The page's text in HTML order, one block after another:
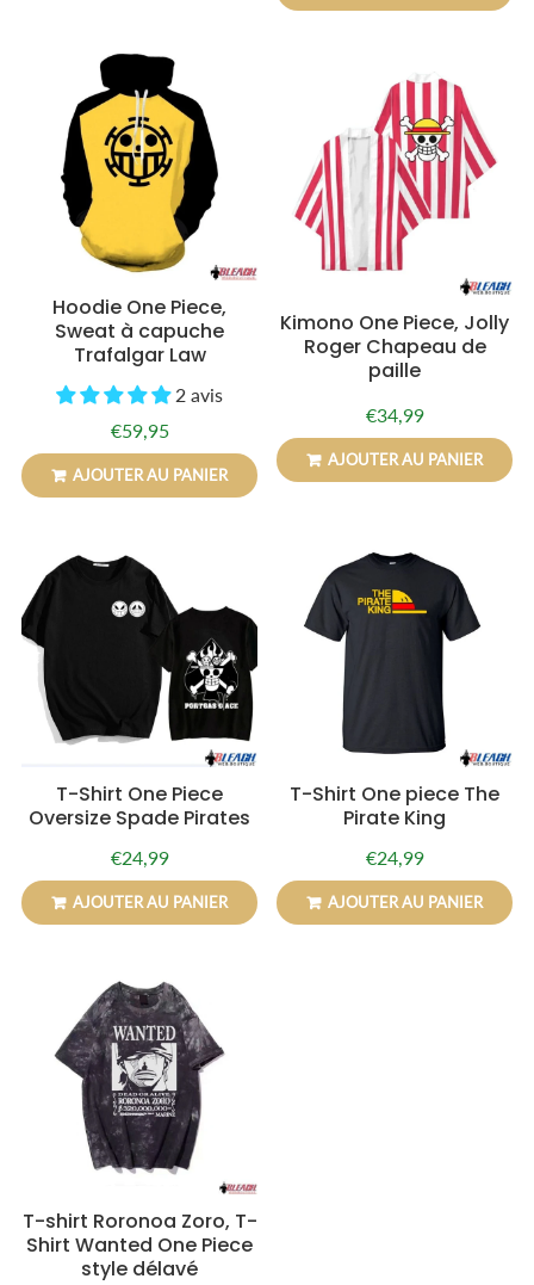
Hoodie One Piece,
Sweat à capuche
Trafalgar Law
2 avis
Prix
régulier
€59,95€59,95
AJOUTER AU PANIER
Kimono One Piece, Jolly
Roger Chapeau de
paille
Prix
régulier
€34,99€34,99
AJOUTER AU PANIER
T-Shirt One Piece
Oversize Spade Pirates
Prix
régulier
€24,99€24,99
AJOUTER AU PANIER
T-Shirt One piece The
Pirate King
Prix
régulier
€24,99€24,99
AJOUTER AU PANIER
T-shirt Roronoa Zoro, T-
Shirt Wanted One Piece
style délavé